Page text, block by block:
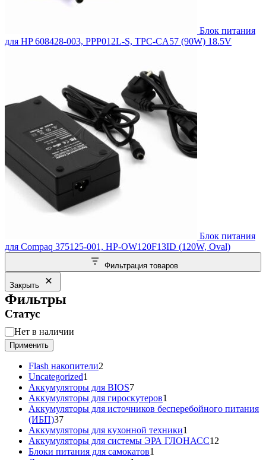
Блок питания
для HP 608428-003, PPP012L-S, TPC-CA57 (90W) 18.5V
Блок питания
для Compaq 375125-001, HP-OW120F13ID (120W, Oval)
Фильтрация товаров
Закрыть
Фильтры
Статус
Статус
Нет в наличии
Применить
Flash накопители2
Uncategorized1
товар
Аккумуляторы для BIOS77
товаров
Аккумуляторы для гироскутеров1
товар
Аккумуляторы для источников бесперебойного питания
(ИБП)3737
товаров
Аккумуляторы для кухонной техники1
товар
Аккумуляторы для системы ЭРА ГЛОНАСС12
Блоки питания для самокатов1